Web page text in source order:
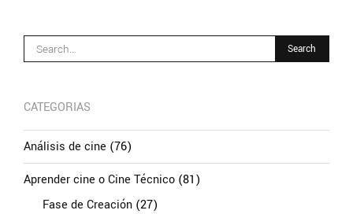
CATEGORIAS
Análisis de cine (76)
Aprender cine o Cine Técnico (81)
Fase de Creación (27)